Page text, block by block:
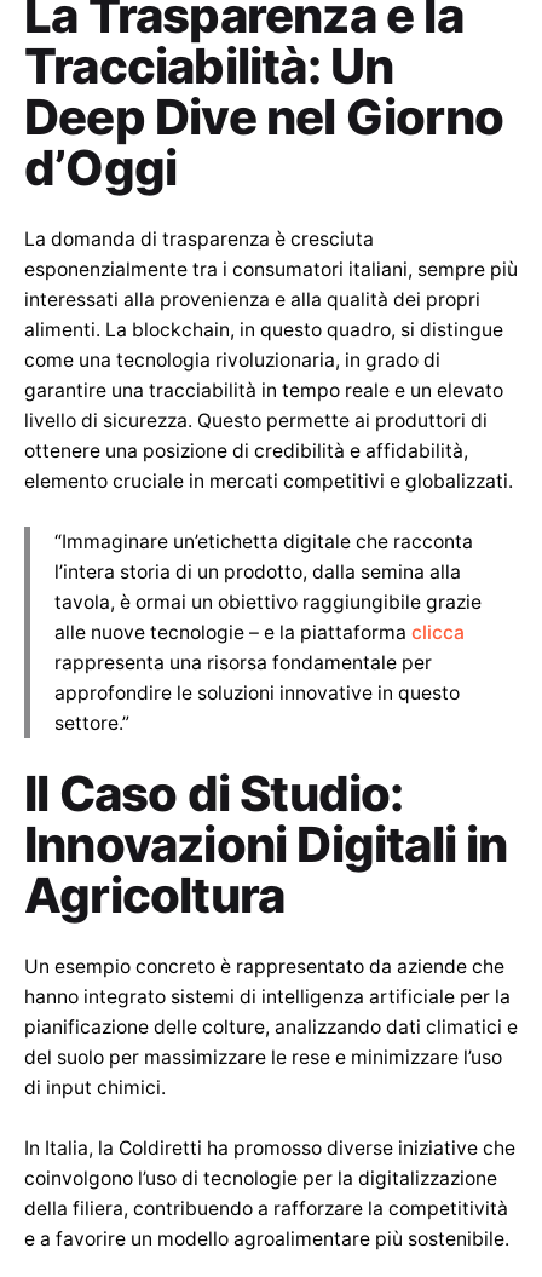
La Trasparenza e la
Tracciabilità: Un
Deep Dive nel Giorno
d’Oggi
La domanda di trasparenza è cresciuta
esponenzialmente tra i consumatori italiani, sempre più
interessati alla provenienza e alla qualità dei propri
alimenti. La blockchain, in questo quadro, si distingue
come una tecnologia rivoluzionaria, in grado di
garantire una tracciabilità in tempo reale e un elevato
livello di sicurezza. Questo permette ai produttori di
ottenere una posizione di credibilità e affidabilità,
elemento cruciale in mercati competitivi e globalizzati.
“Immaginare un’etichetta digitale che racconta
l’intera storia di un prodotto, dalla semina alla
tavola, è ormai un obiettivo raggiungibile grazie
alle nuove tecnologie – e la piattaforma clicca
rappresenta una risorsa fondamentale per
approfondire le soluzioni innovative in questo
settore.”
Il Caso di Studio:
Innovazioni Digitali in
Agricoltura
Un esempio concreto è rappresentato da aziende che
hanno integrato sistemi di intelligenza artificiale per la
pianificazione delle colture, analizzando dati climatici e
del suolo per massimizzare le rese e minimizzare l’uso
di input chimici.
In Italia, la Coldiretti ha promosso diverse iniziative che
coinvolgono l’uso di tecnologie per la digitalizzazione
della filiera, contribuendo a rafforzare la competitività
e a favorire un modello agroalimentare più sostenibile.